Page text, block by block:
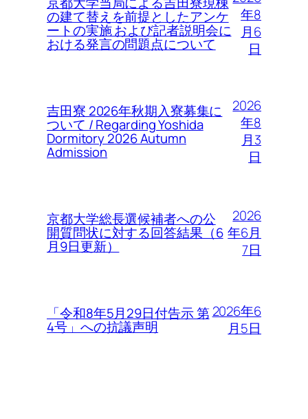
の建て替えを前提としたアンケ
ートの実施 および記者説明会に
おける発言の問題点について
年8
月6
日
吉田寮 2026年秋期入寮募集に
ついて / Regarding Yoshida
Dormitory 2026 Autumn
Admission
2026
年8
月3
日
京都大学総長選候補者への公
開質問状に対する回答結果（6
月9日更新）
2026
年6月
7日
「令和8年5月29日付告示 第
4号」への抗議声明
2026年6
月5日